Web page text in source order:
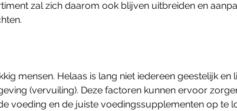
zal zich daarom ook blijven uitbreiden en
mensen. Helaas is lang niet iedereen geestelijk
(vervuiling). Deze factoren kunnen ervoor
voeding en de juiste voedingssupplementen op te